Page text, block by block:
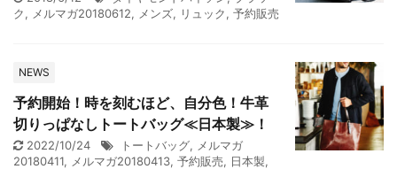
ク, メルマガ20180612, メンズ, リュック, 予約販売
NEWS
予約開始！時を刻むほど、自分色！牛革
切りっぱなしトートバッグ≪日本製≫！
2022/10/24 トートバッグ, メルマガ
20180411, メルマガ20180413, 予約販売, 日本製,